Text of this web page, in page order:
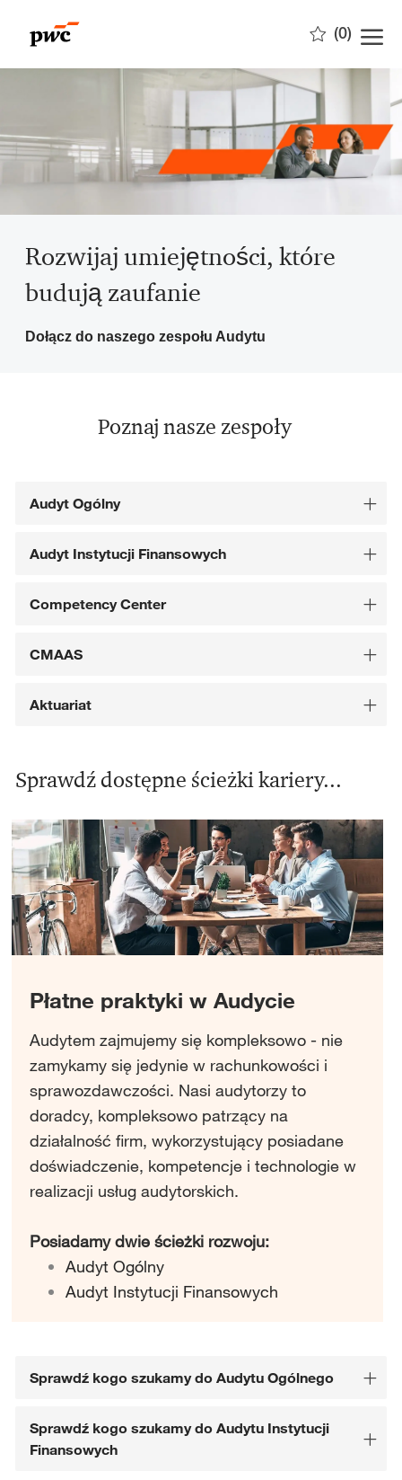
(0)
Rozwijaj umiejętności, które
budują zaufanie
Dołącz do naszego zespołu Audytu
Poznaj nasze zespoły
Audyt Ogólny
Audyt Instytucji Finansowych
Competency Center
CMAAS
Aktuariat
Sprawdź dostępne ścieżki kariery...
Płatne praktyki w Audycie
Audytem zajmujemy się kompleksowo - nie
zamykamy się jedynie w rachunkowości i
sprawozdawczości. Nasi audytorzy to
doradcy, kompleksowo patrzący na
działalność firm, wykorzystujący posiadane
doświadczenie, kompetencje i technologie w
realizacji usług audytorskich.
Posiadamy dwie ścieżki rozwoju:
Audyt Ogólny
Audyt Instytucji Finansowych
Sprawdź kogo szukamy do Audytu Ogólnego
Sprawdź kogo szukamy do Audytu Instytucji
Finansowych